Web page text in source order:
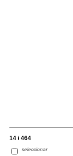
14 / 464
seleccionar